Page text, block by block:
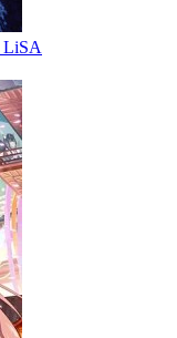
LiSA